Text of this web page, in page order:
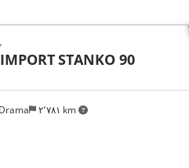
۲٬۷۸۱ km
STANKO 90